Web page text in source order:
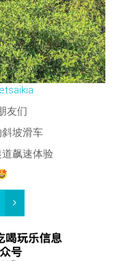
友们
坡滑车
飙速体验